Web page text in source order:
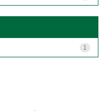
1